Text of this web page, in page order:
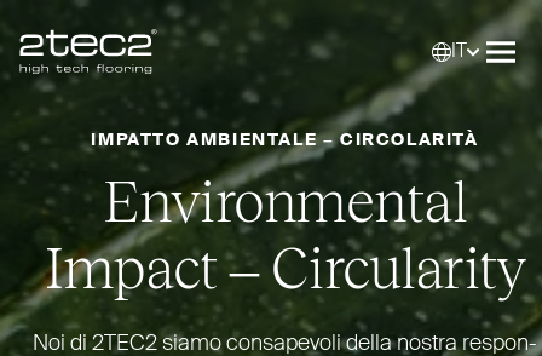
Primary
IT
IMPATTO AMBIENTALE – CIRCOLARITÀ
Environmental
Impact – Circularity
Noi di 2TEC2 siamo con­sapevoli della nostra respon­